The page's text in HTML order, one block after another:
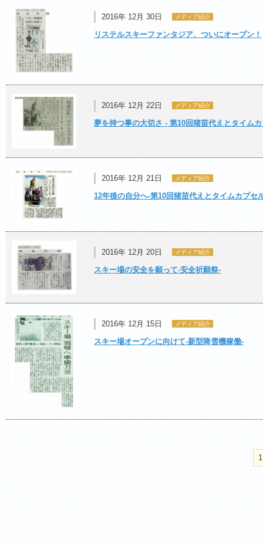
2016年 12月 30日 メディア紹介
リステルスキーファンタジア、ついにオープン！
2016年 12月 22日 メディア紹介
夢を持つ事の大切さ - 第10回猪苗代えとタイム
2016年 12月 21日 メディア紹介
12年後の自分へ-第10回猪苗代えとタイムカプセ
2016年 12月 20日 メディア紹介
スキー場の安全を願って-安全祈願祭-
2016年 12月 15日 メディア紹介
スキー場オープンに向けて‐新型降雪機稼働‐
1